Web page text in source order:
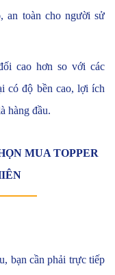
an toàn cho người sử
cao hơn so với các
có độ bền cao, lợi ích
hàng đầu.
MUA TOPPER
bạn cần phải trực tiếp